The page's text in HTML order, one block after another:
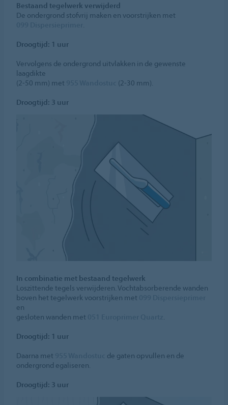
Bestaand tegelwerk verwijderd
De ondergrond stofvrij maken en voorstrijken met
.
Droogtijd: 1 uur
Vervolgens de ondergrond uitvlakken in de gewenste
laagdikte
(2-50 mm) met
(2-30 mm).
Droogtijd: 3 uur
In combinatie met bestaand tegelwerk
Loszittende tegels verwijderen. Vochtabsorberende wanden
boven het tegelwerk voorstrijken met
en
gesloten wanden met
Droogtijd: 1 uur
Daarna met
de gaten opvullen en de
ondergrond egaliseren.
Droogtijd: 3 uur